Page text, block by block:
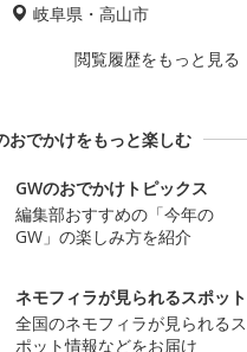
岐阜県・高山市
閲覧履歴をもっと見る
おでかけをもっと楽しむ
GWのおでかけトピックス
編集部おすすめの「今年の
GW」の楽しみ方を紹介
ネモフィラが見られるスポット
全国のネモフィラが見られるス
ポット情報などをお届け